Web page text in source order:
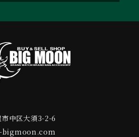
中区大須3-2-6
bigmoon.com